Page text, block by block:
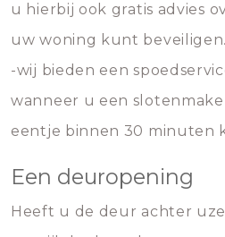
u hierbij ook gratis advies
uw woning kunt beveiligen.
-wij bieden een
wanneer u een
eentje binnen 30 minuten
Een deuropening
Heeft u de deur achter